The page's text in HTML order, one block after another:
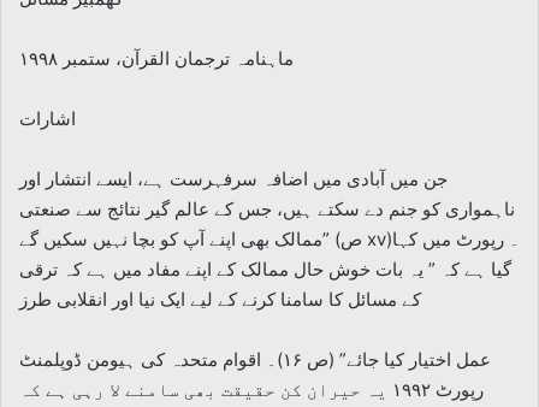
ماہنامہ ترجمان القرآن، ستمبر ۱۹۹۸
اشارات
جن میں آبادی میں اضافہ سرفہرست ہے، ایسے انتشار اور
ناہمواری کو جنم دے سکتے ہیں، جس کے عالم گیر نتائج سے صنعتی
ممالک بھی اپنے آپ کو بچا نہیں سکیں گے” (ص xv)۔ رپورٹ میں کہا
گیا ہے کہ ” یہ بات خوش حال ممالک کے اپنے مفاد میں ہے کہ ترقی
کے مسائل کا سامنا کرنے کے لیے ایک نیا اور انقلابی طرز
عمل اختیار کیا جائے” (ص ۱۶)۔ اقوام متحدہ کی ہیومن ڈوپلمنٹ
رپورٹ ۱۹۹۲ یہ حیران کن حقیقت بھی سامنے لا رہی ہے کہ